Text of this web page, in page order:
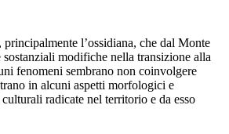
l’ossidiana, che dal Monte
modifiche nella transizione alla
fenomeni sembrano non coinvolgere
in alcuni aspetti morfologici e
radicate nel territorio e da esso